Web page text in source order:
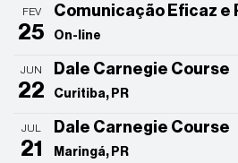
FEV
25
Comunicação Eficaz e
On-line
JUN
22
Dale Carnegie Course
Curitiba, PR
JUL
21
Dale Carnegie Course
Maringá, PR